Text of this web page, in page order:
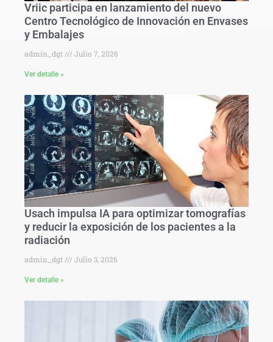
Vriic participa en lanzamiento del nuevo
Centro Tecnológico de Innovación en Envases
y Embalajes
admin_dgt Julio 7, 2026
Ver detalle »
Usach impulsa IA para optimizar tomografías
y reducir la exposición de los pacientes a la
radiación
admin_dgt Julio 3, 2026
Ver detalle »